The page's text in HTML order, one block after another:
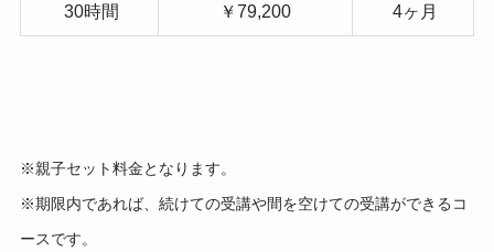
30時間 ￥79,200 4ヶ月
※親子セット料金となります。
※期限内であれば、続けての受講や間を空けての受講ができるコ
ースです。